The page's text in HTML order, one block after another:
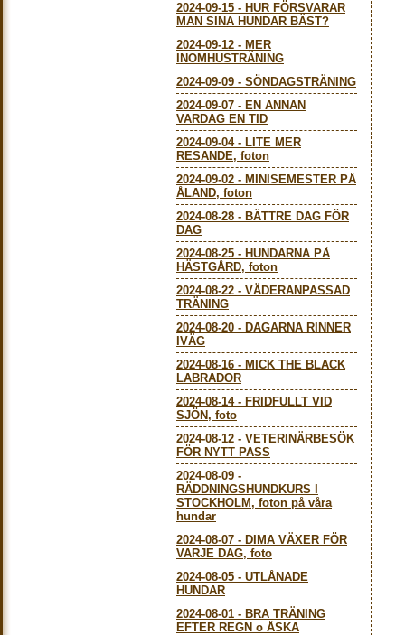
2024-09-15 - HUR FÖRSVARAR
MAN SINA HUNDAR BÄST?
2024-09-12 - MER
INOMHUSTRÄNING
2024-09-09 - SÖNDAGSTRÄNING
2024-09-07 - EN ANNAN
VARDAG EN TID
2024-09-04- LITE MER
RESANDE, foton
2024-09-02 - MINISEMESTER PÅ
ÅLAND, foton
2024-08-28 - BÄTTRE DAG FÖR
DAG
2024-08-25 - HUNDARNA PÅ
HÄSTGÅRD, foton
2024-08-22 - VÄDERANPASSAD
TRÄNING
2024-08-20 - DAGARNA RINNER
IVÄG
2024-08-16 - MICK THE BLACK
LABRADOR
2024-08-14- FRIDFULLT VID
SJÖN, foto
2024-08-12 - VETERINÄRBESÖK
FÖR NYTT PASS
2024-08-09 -
RÄDDNINGSHUNDKURS I
STOCKHOLM, foton på våra
hundar
2024-08-07 - DIMA VÄXER FÖR
VARJE DAG, foto
2024-08-05 - UTLÅNADE
HUNDAR
2024-08-01 - BRA TRÄNING
EFTER REGN o ÅSKA